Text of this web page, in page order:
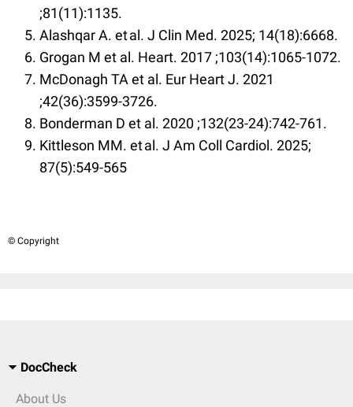
;81(11):1135.
Alashqar A. et al. J Clin Med. 2025; 14(18):6668.
Grogan M et al. Heart. 2017 ;103(14):1065-1072.
McDonagh TA et al. Eur Heart J. 2021
;42(36):3599-3726.
Bonderman D et al. 2020 ;132(23-24):742-761.
Kittleson MM. et al. J Am Coll Cardiol. 2025;
87(5):549-565
© Copyright
DocCheck
About Us